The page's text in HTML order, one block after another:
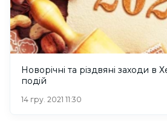
Новорічні та різдвяні заходи в
подій
14 гру. 2021 11:30